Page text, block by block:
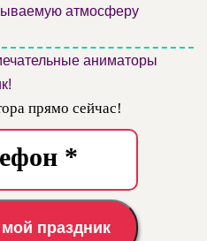
атмосферу
аниматоры
прямо сейчас!
праздник